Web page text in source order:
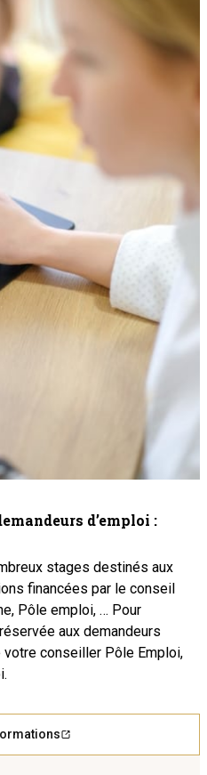
d’emploi :
stages destinés aux
financées par le conseil
Pôle emploi, … Pour
aux demandeurs
votre conseiller Pôle Emploi,